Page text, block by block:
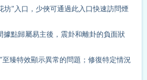
坊"入口，少俠可通過此入口快速訪問煙
據點歸屬易主後，震卦和離卦的負面狀
臻特效顯示異常的問題；修復特定情況